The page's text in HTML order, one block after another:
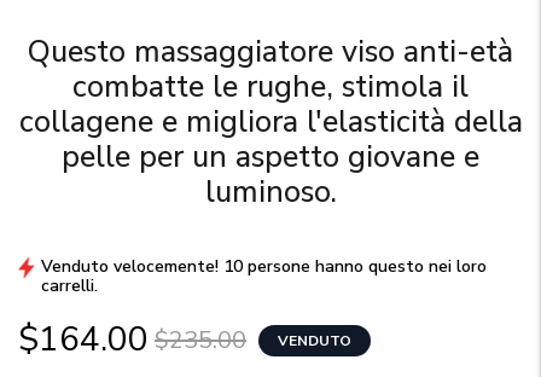
Questo massaggiatore viso anti-età
combatte le rughe, stimola il
collagene e migliora l'elasticità della
pelle per un aspetto giovane e
luminoso.
Venduto velocemente! 10 persone hanno questo nei loro
carrelli.
$164.00 $235.00 VENDUTO